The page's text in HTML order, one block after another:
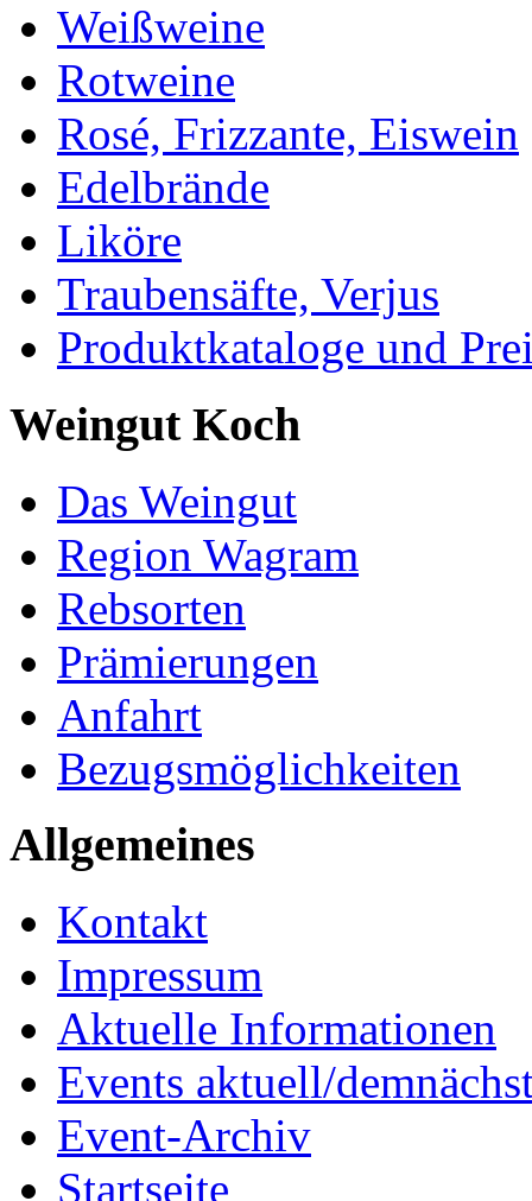
Weißweine
Rotweine
Rosé, Frizzante, Eiswein
Edelbrände
Liköre
Traubensäfte, Verjus
Produktkataloge und
Weingut Koch
Das Weingut
Region Wagram
Rebsorten
Prämierungen
Anfahrt
Bezugsmöglichkeiten
Allgemeines
Kontakt
Impressum
Aktuelle Informationen
Events aktuell/
Event-Archiv
Startseite